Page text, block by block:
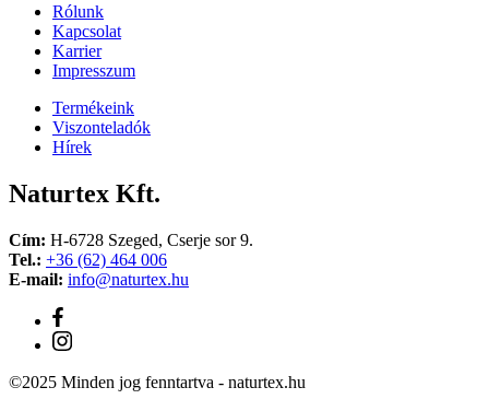
Rólunk
Kapcsolat
Karrier
Impresszum
Termékeink
Viszonteladók
Hírek
Naturtex Kft.
Cím: H-6728 Szeged, Cserje sor 9.
Tel.: +36 (62) 464 006
E-mail: info@naturtex.hu
©2025 Minden jog fenntartva - naturtex.hu